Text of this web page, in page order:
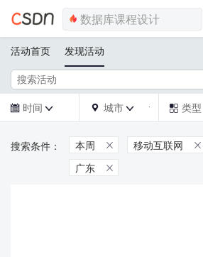
活动首页 发现活动
 时间   城市   类型
本周  移动互联网 
广东 